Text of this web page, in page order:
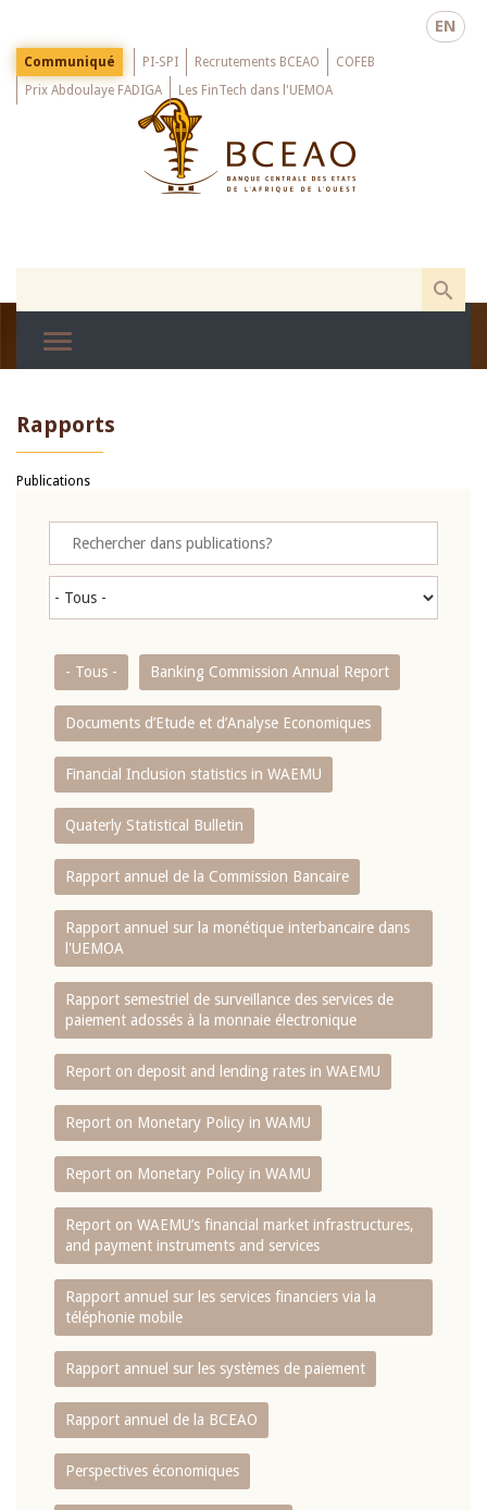
main
EN
Menu
Top
Communiqué PI-SPI Recrutements BCEAO
COFEB
Prix Abdoulaye FADIGA
Les FinTech dans l'UEMOA
Rapports
Publications
- Tous - Banking Commission Annual Report
Documents d’Etude et d’Analyse Economiques
Financial Inclusion statistics in WAEMU
Quaterly Statistical Bulletin
Rapport annuel de la Commission Bancaire
Rapport annuel sur la monétique interbancaire dans
l'UEMOA
Rapport semestriel de surveillance des services de
paiement adossés à la monnaie électronique
Report on deposit and lending rates in WAEMU
Report on Monetary Policy in WAMU
Report on Monetary Policy in WAMU
Report on WAEMU’s financial market infrastructures,
and payment instruments and services
Rapport annuel sur les services financiers via la
téléphonie mobile
Rapport annuel sur les systèmes de paiement
Rapport annuel de la BCEAO
Perspectives économiques